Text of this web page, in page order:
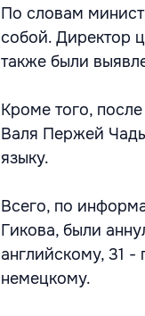
По словам
собой. Директор
также были
Кроме того,
Валя Пержей
языку.
Всего, по
Гикова, были
английскому, 31 -
немецкому.